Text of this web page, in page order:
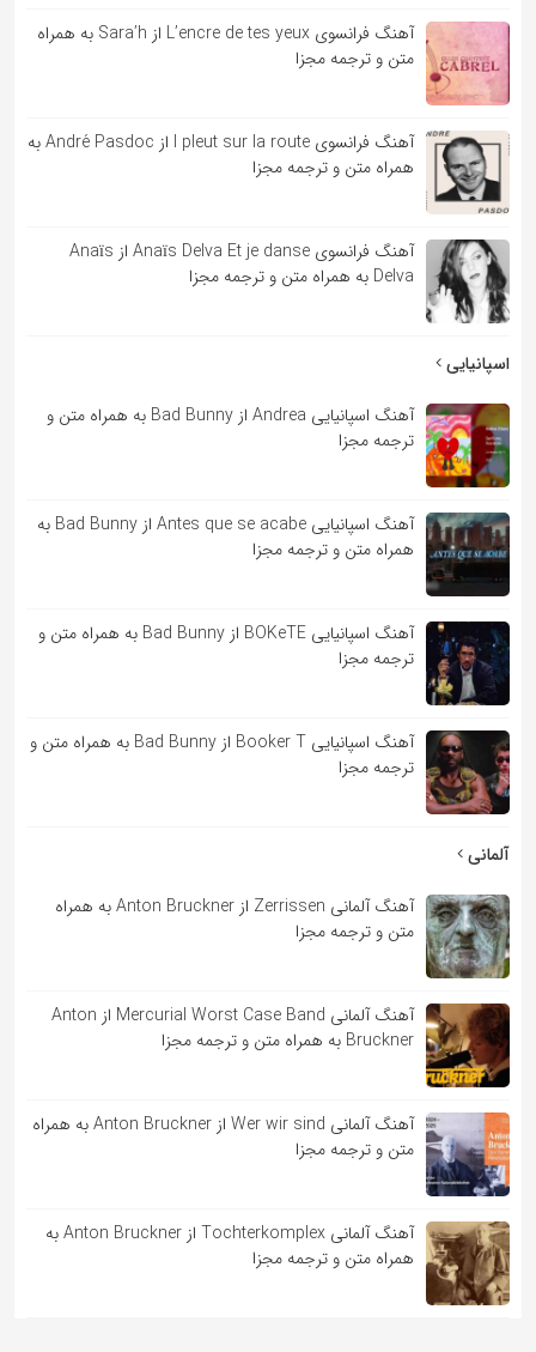
آهنگ فرانسوی L’encre de tes yeux از Sara’h به همراه
متن و ترجمه مجزا
آهنگ فرانسوی l pleut sur la route از André Pasdoc به
همراه متن و ترجمه مجزا
آهنگ فرانسوی Anaïs Delva Et je danse از Anaïs
Delva به همراه متن و ترجمه مجزا
اسپانیایی
آهنگ اسپانیایی Andrea از Bad Bunny به همراه متن و
ترجمه مجزا
آهنگ اسپانیایی Antes que se acabe از Bad Bunny به
همراه متن و ترجمه مجزا
آهنگ اسپانیایی BOKeTE از Bad Bunny به همراه متن و
ترجمه مجزا
آهنگ اسپانیایی Booker T از Bad Bunny به همراه متن و
ترجمه مجزا
آلمانی
آهنگ آلمانی Zerrissen از Anton Bruckner به همراه
متن و ترجمه مجزا
آهنگ آلمانی Mercurial Worst Case Band از Anton
Bruckner به همراه متن و ترجمه مجزا
آهنگ آلمانی Wer wir sind از Anton Bruckner به همراه
متن و ترجمه مجزا
آهنگ آلمانی Tochterkomplex از Anton Bruckner به
همراه متن و ترجمه مجزا